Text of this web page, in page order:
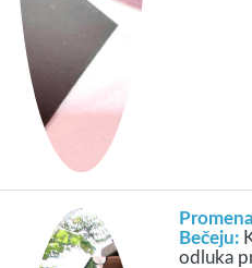
Bečeju:
odluka